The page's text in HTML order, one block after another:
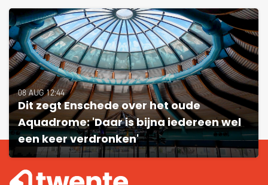
08 AUG 12:44
Dit zegt Enschede over het oude
Aquadrome: 'Daar is bijna iedereen wel
een keer verdronken'